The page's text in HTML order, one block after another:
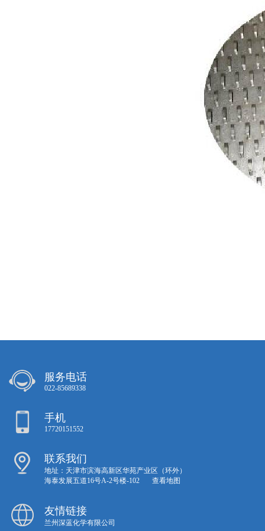
服务电话
022-85689338
手机
17720151552
联系我们
地址：天津市滨海高新区华苑产业区（环外）
海泰发展五道16号A-2号楼-102 查看地图
友情链接
兰州深蓝化学有限公司